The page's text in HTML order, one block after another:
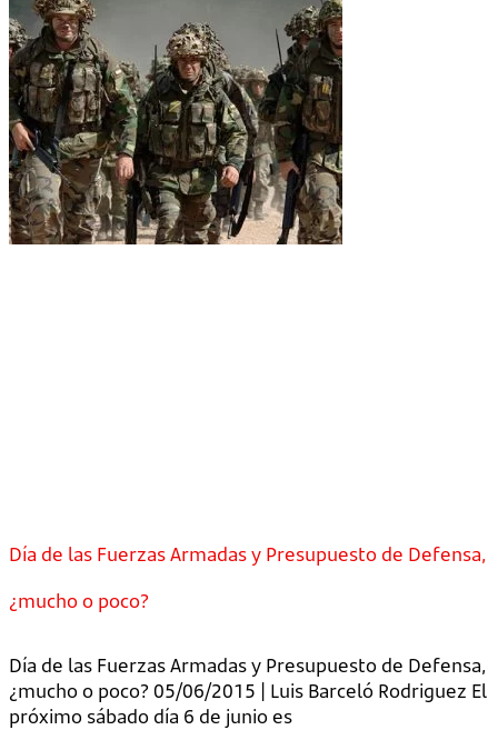
Día de las Fuerzas Armadas y Presupuesto de Defensa,
¿mucho o poco?
Día de las Fuerzas Armadas y Presupuesto de Defensa,
¿mucho o poco? 05/06/2015 | Luis Barceló Rodriguez El
próximo sábado día 6 de junio es